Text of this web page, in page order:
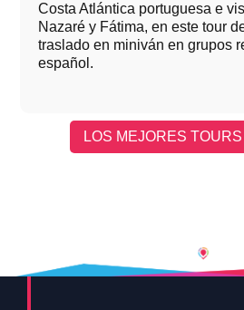
Costa Atlántica portuguesa e
Nazaré y Fátima, en este tour
traslado en miniván en grupos
español.
LOS MEJORES